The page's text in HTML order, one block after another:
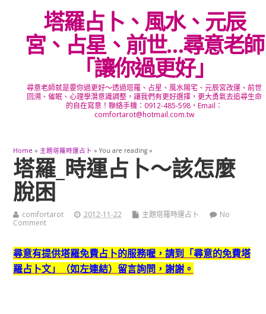
塔羅占卜、風水、元辰
宮、占星、前世…尋意老師
「讓你過更好」
尋意老師就是要你過更好～透過塔羅、占星、風水陽宅、元辰宮改運、前世
回溯、催眠、心理學潛意識調整，讓我們有更好選擇，更大勇氣去追尋生命
的自在寫意！聯絡手機：0912-485-598，Email：
comfortarot@hotmail.com.tw
Home » 主題塔羅時運占卜 » You are reading »
塔羅_時運占卜～該怎麼
脫困
comfortarot 2012-11-22 主題塔羅時運占卜
No
Comment
尋意有提供塔羅免費占卜的服務喔， 請到「尋意的免費塔
羅占卜文」（如左連結）留言詢問，謝謝。